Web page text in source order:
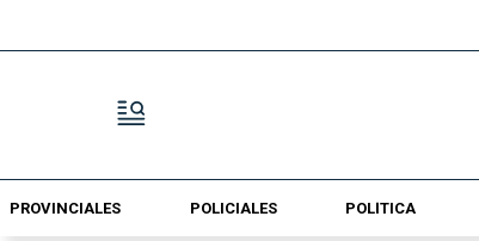
PROVINCIALES POLICIALES POLÍTICA